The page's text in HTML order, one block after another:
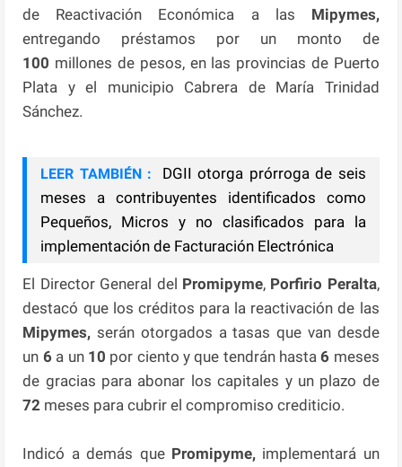
de Reactivación Económica a las Mipymes,
entregando préstamos por un monto de
100 millones de pesos, en las provincias de Puerto
Plata y el municipio Cabrera de María Trinidad
Sánchez.
LEER TAMBIÉN :
DGII otorga prórroga de seis
meses a contribuyentes identificados como
Pequeños, Micros y no clasificados para la
implementación de Facturación Electrónica
El Director General del Promipyme, Porfirio Peralta,
destacó que los créditos para la reactivación de las
Mipymes, serán otorgados a tasas que van desde
un 6 a un 10 por ciento y que tendrán hasta6 meses
de gracias para abonar los capitales y un plazo de
72 meses para cubrir el compromiso crediticio.
Indicó a demás que Promipyme,implementará un